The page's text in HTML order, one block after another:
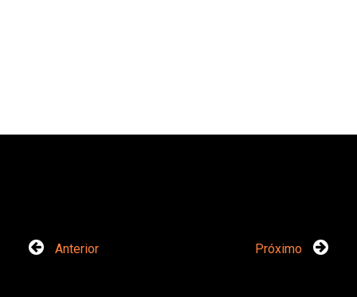
Anterior Próximo